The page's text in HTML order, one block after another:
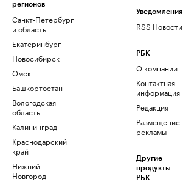
регионов
Санкт-Петербург
и область
Екатеринбург
Новосибирск
Омск
Башкортостан
Вологодская
область
Калининград
Краснодарский
край
Нижний
Новгород
Уведомления
RSS Новости
РБК
О компании
Контактная
информация
Редакция
Размещение
рекламы
Другие
продукты
РБК